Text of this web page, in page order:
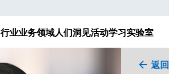
行业业务领域人们洞见活动学习实验室
返回